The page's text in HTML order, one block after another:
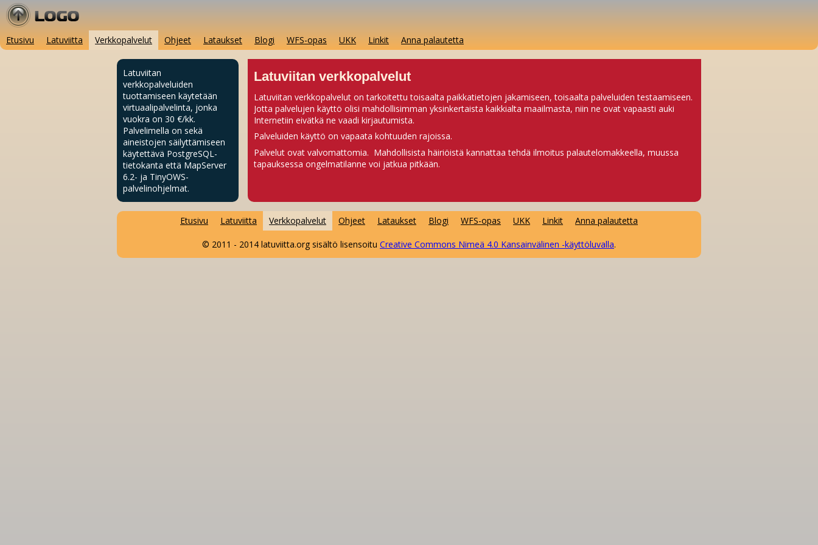
Etusivu Latuviitta Verkkopalvelut Ohjeet Lataukset Blogi WFS-opas UKK Linkit Anna palautetta
Latuviitan
verkkopalveluiden
tuottamiseen käytetään
virtuaalipalvelinta, jonka
vuokra on 30 €/kk.
Palvelimella on sekä
aineistojen säilyttämiseen
käytettävä PostgreSQL-
tietokanta että MapServer
6.2- ja TinyOWS-
palvelinohjelmat.
Latuviitan verkkopalvelut
Latuviitan verkkopalvelut on tarkoitettu toisaalta paikkatietojen jakamiseen, toisaalta palveluiden testaamiseen.
Jotta palvelujen käyttö olisi mahdollisimman yksinkertaista kaikkialta maailmasta, niin ne ovat vapaasti auki
Internetiin eivätkä ne vaadi kirjautumista.
Palveluiden käyttö on vapaata kohtuuden rajoissa.
Palvelut ovat valvomattomia. Mahdollisista häiriöistä kannattaa tehdä ilmoitus palautelomakkeella, muussa
tapauksessa ongelmatilanne voi jatkua pitkään.
Etusivu Latuviitta Verkkopalvelut Ohjeet Lataukset Blogi WFS-opas UKK Linkit Anna palautetta
© 2011 - 2014 latuviitta.org sisältö lisensoitu Creative Commons Nimeä 4.0 Kansainvälinen -käyttöluvalla.